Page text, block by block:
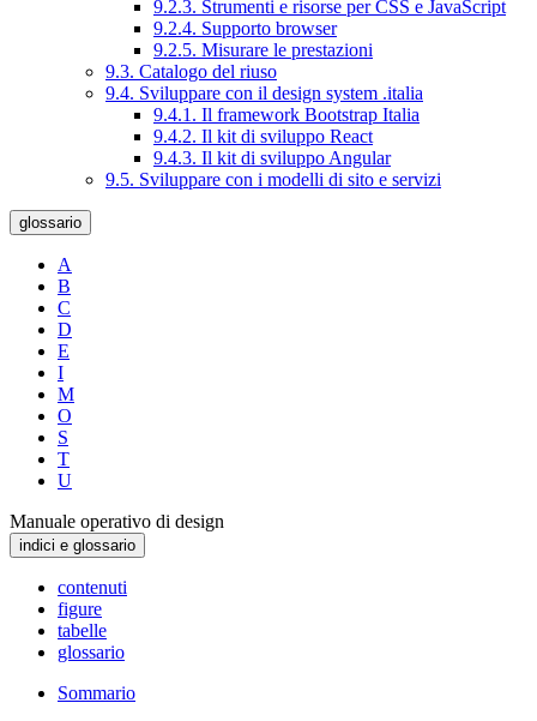
9.2.3. Strumenti e risorse per CSS e JavaScript
9.2.4. Supporto browser
9.2.5. Misurare le prestazioni
9.3. Catalogo del riuso
9.4. Sviluppare con il design system .italia
9.4.1. Il framework Bootstrap Italia
9.4.2. Il kit di sviluppo React
9.4.3. Il kit di sviluppo Angular
9.5. Sviluppare con i modelli di sito e servizi
glossario
A
B
C
D
E
I
M
O
S
T
U
Manuale operativo di design
indici e glossario
contenuti
figure
tabelle
glossario
Sommario